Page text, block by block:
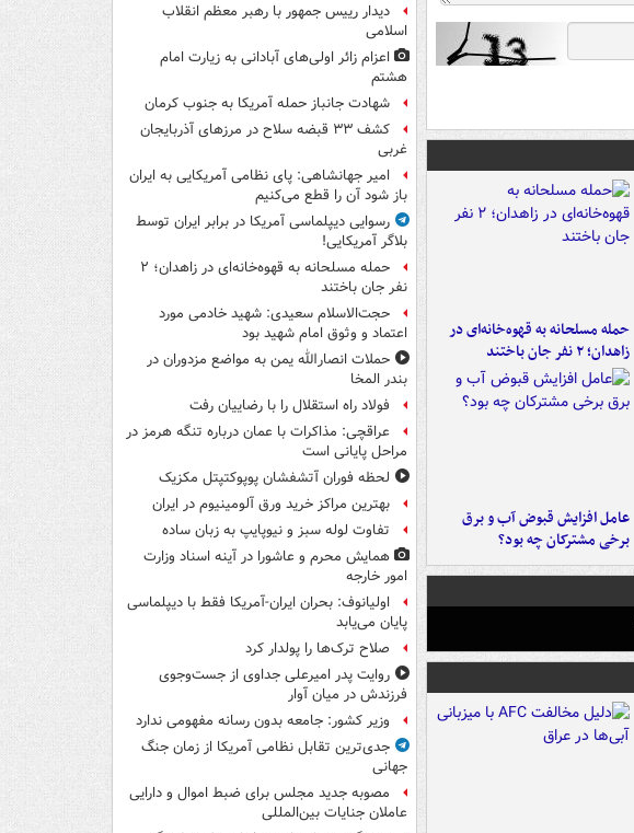
حمله مسلحانه به قهوه‌خانه‌ای در
زاهدان؛ ۲ نفر جان باختند
عامل افزایش قبوض آب و برق
برخی مشترکان چه بود؟
دیدار رییس جمهور با رهبر معظم انقلاب
اسلامی
اعزام زائر اولی‌های آبادانی به زیارت امام
هشتم
شهادت جانباز حمله آمریکا به جنوب کرمان
کشف ۳۳ قبضه سلاح در مرزهای آذربایجان
غربی
امیر جهانشاهی: پای نظامی آمریکایی به ایران
باز شود آن را قطع می‌کنیم
رسوایی دیپلماسی آمریکا در برابر ایران توسط
بلاگر آمریکایی!
حمله مسلحانه به قهوه‌خانه‌ای در زاهدان؛ ۲
نفر جان باختند
حجت‌الاسلام سعیدی: شهید خادمی مورد
اعتماد و وثوق امام شهید بود
حملات انصارالله یمن به مواضع مزدوران در
بندر المخا
فولاد راه استقلال را با رضاییان رفت
عراقچی: مذاکرات با عمان درباره تنگه هرمز در
مراحل پایانی است
لحظه فوران آتشفشان پوپوکتپتل مکزیک
بهترین مراکز خرید ورق آلومینیوم در ایران
تفاوت لوله سبز و نیوپایپ به زبان ساده
همایش محرم و عاشورا در آینه اسناد وزارت
امور خارجه
اولیانوف: بحران ایران-آمریکا فقط با دیپلماسی
پایان می‌یابد
صلاح ترک‌ها را پولدار کرد
روایت پدر امیرعلی جداوی از جست‌وجوی
فرزندش در میان آوار
وزیر کشور: جامعه بدون رسانه مفهومی ندارد
جدی‌ترین تقابل نظامی آمریکا از زمان جنگ
جهانی
مصوبه جدید مجلس برای ضبط اموال و دارایی
عاملان جنایات بین‌المللی